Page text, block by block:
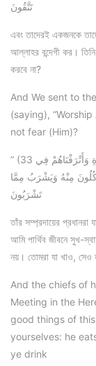
تَتَّقُونَ
এবং তাদেরই একজনকে
আল্লাহর বন্দেগী কর।
করবে না?
And We sent to
(saying),
not fear (Him)?
” (33 وَقَالَ الْمَلَأُ مِن قَوْمِهِ الَّذِينَ كَفَرُوا وَكَذَّبُوا بِلِقَاء الْآخِرَةِ وَأَتْرَفْنَاهُمْ فِي
مِنْهُ وَيَشْرَبُ مِمَّا
تَشْرَبُونَ
তাঁর সম্প্রদায়ের প্রধানরা
আমি পার্থিব জীবনে সুখ-
নয়। তোমরা যা খাও, সেও
And the chiefs of
Meeting in the
good things of
yourselves: he
ye drink